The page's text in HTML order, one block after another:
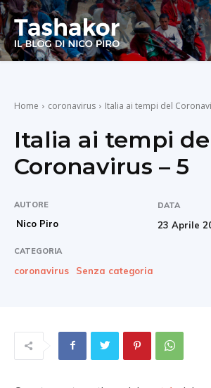
Home coronavirus Italia ai tempi del
Italia ai tempi
Coronavirus – 5
AUTORE
Nico Piro
DATA
23 Aprile
CATEGORIA
coronavirus Senza categoria